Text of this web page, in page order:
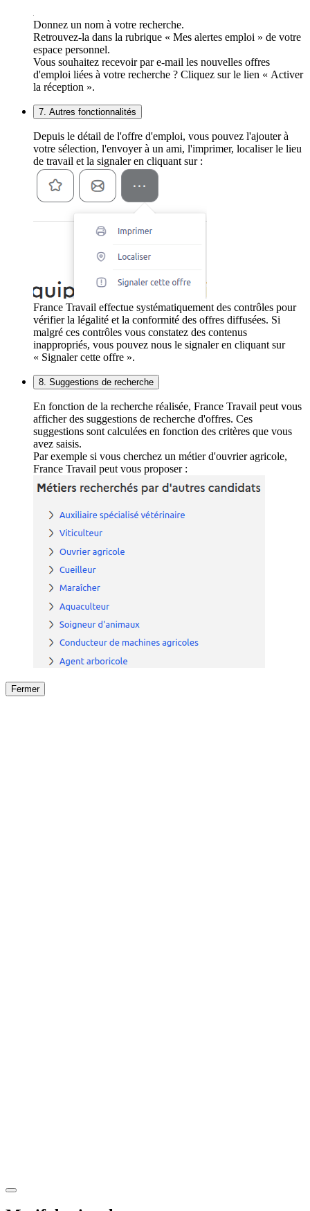
Donnez un nom à votre recherche.
Retrouvez-la dans la rubrique « Mes alertes emploi » de votre
espace personnel.
Vous souhaitez recevoir par e-mail les nouvelles offres
d'emploi liées à votre recherche ? Cliquez sur le lien « Activer
la réception ».
7. Autres fonctionnalités
Depuis le détail de l'offre d'emploi, vous pouvez l'ajouter à
votre sélection, l'envoyer à un ami, l'imprimer, localiser le lieu
de travail et la signaler en cliquant sur :
France Travail effectue systématiquement des contrôles pour
vérifier la légalité et la conformité des offres diffusées. Si
malgré ces contrôles vous constatez des contenus
inappropriés, vous pouvez nous le signaler en cliquant sur
« Signaler cette offre ».
8. Suggestions de recherche
En fonction de la recherche réalisée, France Travail peut vous
afficher des suggestions de recherche d'offres. Ces
suggestions sont calculées en fonction des critères que vous
avez saisis.
Par exemple si vous cherchez un métier d'ouvrier agricole,
France Travail peut vous proposer :
Fermer